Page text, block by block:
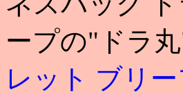
ープの"ドラ
レット ブリ